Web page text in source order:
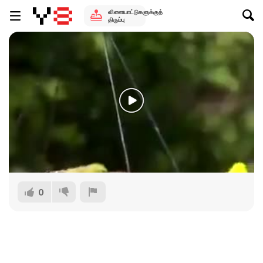
விளையாட்டுகளுக்குத்
திரும்பு
0